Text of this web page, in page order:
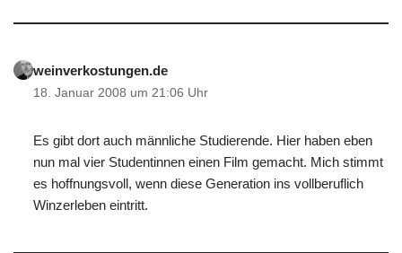
weinverkostungen.de
18. Januar 2008 um 21:06 Uhr
Es gibt dort auch männliche Studierende. Hier haben eben
nun mal vier Studentinnen einen Film gemacht. Mich stimmt
es hoffnungsvoll, wenn diese Generation ins vollberuflich
Winzerleben eintritt.